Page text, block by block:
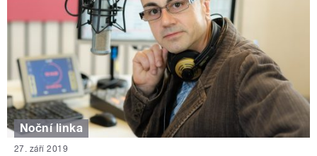
Noční linka
27. září 2019